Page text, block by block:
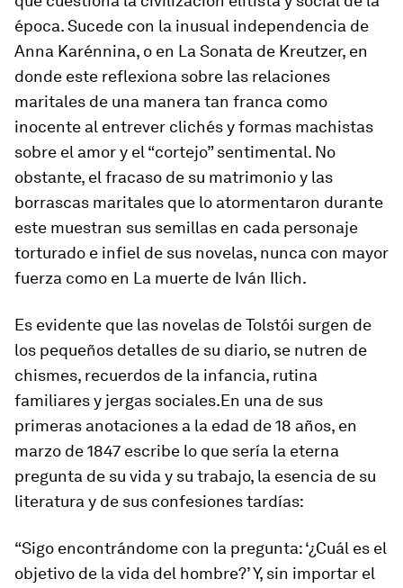
época. Sucede con la inusual independencia de
Anna Karénnina, o en La Sonata de Kreutzer, en
donde este reflexiona sobre las relaciones
maritales de una manera tan franca como
inocente al entrever clichés y formas machistas
sobre el amor y el “cortejo” sentimental. No
obstante, el fracaso de su matrimonio y las
borrascas maritales que lo atormentaron durante
este muestran sus semillas en cada personaje
torturado e infiel de sus novelas, nunca con mayor
fuerza como en La muerte de Iván Ilich.
Es evidente que las novelas de Tolstói surgen de
los pequeños detalles de su diario, se nutren de
chismes, recuerdos de la infancia, rutina
familiares y jergas sociales.En una de sus
primeras anotaciones a la edad de 18 años, en
marzo de 1847 escribe lo que sería la eterna
pregunta de su vida y su trabajo, la esencia de su
literatura y de sus confesiones tardías:
“Sigo encontrándome con la pregunta: ‘¿Cuál es el
objetivo de la vida del hombre?’ Y, sin importar el